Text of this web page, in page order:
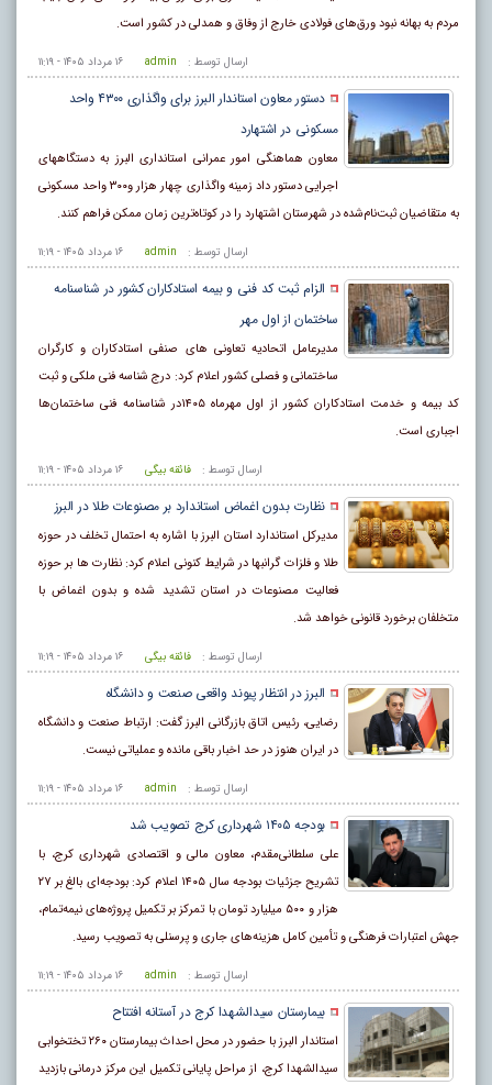
مردم به بهانه نبود ورق‌های فولادی خارج از وفاق و همدلی در کشور است.
۱۶ مرداد ۱۴۰۵ - ۱۱:۱۹ ارسال توسط : admin
دستور معاون استاندار البرز برای واگذاری ۴۳۰۰ واحد
مسکونی در اشتهارد
معاون هماهنگی امور عمرانی استانداری البرز به دستگاههای
اجرایی دستور داد زمینه واگذاری چهار هزار و۳۰۰ واحد مسکونی
به متقاضیان ثبت‌نام‌شده در شهرستان اشتهارد را در کوتاه‌ترین زمان ممکن فراهم کنند.
۱۶ مرداد ۱۴۰۵ - ۱۱:۱۹ ارسال توسط : admin
الزام ثبت کد فنی و بیمه استادکاران کشور در شناسنامه
ساختمان از اول مهر
مدیرعامل اتحادیه تعاونی های صنفی استادکاران و کارگران
ساختمانی و فصلی کشور اعلام کرد: درج شناسه فنی ملکی و ثبت
کد بیمه و خدمت استادکاران کشور از اول مهرماه ۱۴۰۵در شناسنامه فنی ساختمان‌ها
اجباری است.
۱۶ مرداد ۱۴۰۵ - ۱۱:۱۹ ارسال توسط : فائقه بیگی
نظارت بدون اغماض استاندارد بر مصنوعات طلا در البرز
مدیرکل استاندارد استان البرز با اشاره به احتمال تخلف در حوزه
طلا و فلزات گرانبها در شرایط کنونی اعلام کرد: نظارت ها بر حوزه
فعالیت مصنوعات در استان تشدید شده و بدون اغماض با
متخلفان برخورد قانونی خواهد شد.
۱۶ مرداد ۱۴۰۵ - ۱۱:۱۹ ارسال توسط : فائقه بیگی
البرز در انتظار پیوند واقعی صنعت و دانشگاه
رضایی، رئیس اتاق بازرگانی البرز گفت: ارتباط صنعت و دانشگاه
در ایران هنوز در حد اخبار باقی مانده و عملیاتی نیست.
۱۶ مرداد ۱۴۰۵ - ۱۱:۱۹ ارسال توسط : admin
بودجه ۱۴۰۵ شهرداری کرج تصویب شد
علی سلطانی‌مقدم، معاون مالی و اقتصادی شهرداری کرج، با
تشریح جزئیات بودجه سال ۱۴۰۵ اعلام کرد: بودجه‌ای بالغ بر ۲۷
هزار و ۵۰۰ میلیارد تومان با تمرکز بر تکمیل پروژه‌های نیمه‌تمام،
جهش اعتبارات فرهنگی و تأمین کامل هزینه‌های جاری و پرسنلی به تصویب رسید.
۱۶ مرداد ۱۴۰۵ - ۱۱:۱۹ ارسال توسط : admin
بیمارستان سیدالشهدا کرج در آستانه افتتاح
استاندار البرز با حضور در محل احداث بیمارستان ۲۶۰ تختخوابی
سیدالشهدا کرج، از مراحل پایانی تکمیل این مرکز درمانی بازدید